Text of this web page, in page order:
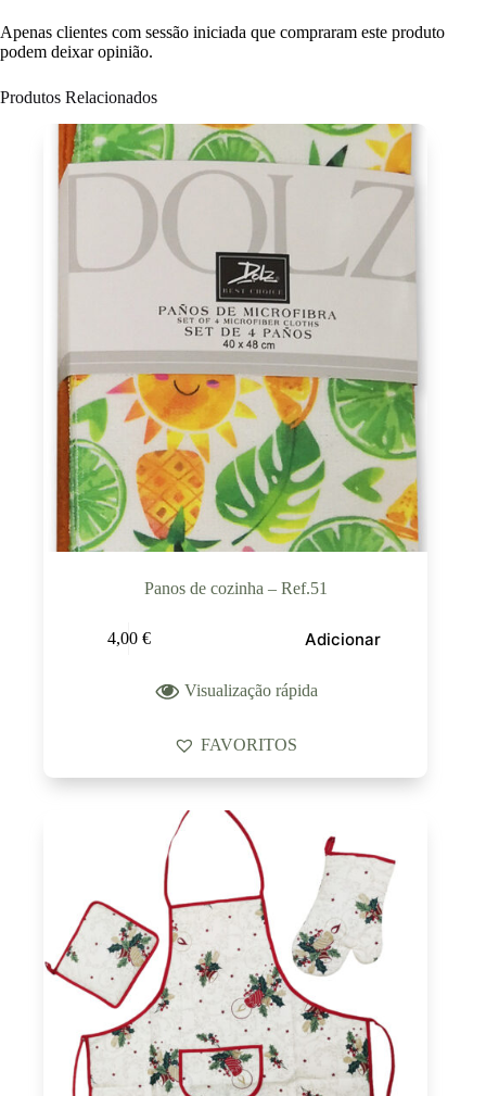
Apenas clientes com sessão iniciada que compraram este produto
podem deixar opinião.
Produtos Relacionados
Panos de cozinha – Ref.51
4,00 € Adicionar
Visualização rápida
FAVORITOS